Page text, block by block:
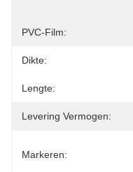
PVC-Film:
Dikte:
Lengte:
Levering Vermogen:
Markeren: